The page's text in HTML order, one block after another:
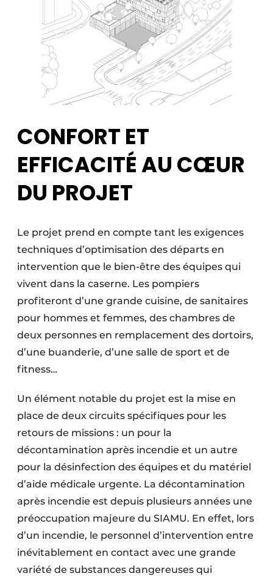
CONFORT ET
EFFICACITÉ AU CŒUR
DU PROJET
Le projet prend en compte tant les exigences
techniques d’optimisation des départs en
intervention que le bien-être des équipes qui
vivent dans la caserne. Les pompiers
profiteront d’une grande cuisine, de sanitaires
pour hommes et femmes, des chambres de
deux personnes en remplacement des dortoirs,
d’une buanderie, d’une salle de sport et de
fitness…
Un élément notable du projet est la mise en
place de deux circuits spécifiques pour les
retours de missions : un pour la
décontamination après incendie et un autre
pour la désinfection des équipes et du matériel
d’aide médicale urgente. La décontamination
après incendie est depuis plusieurs années une
préoccupation majeure du SIAMU. En effet, lors
d’un incendie, le personnel d’intervention entre
inévitablement en contact avec une grande
variété de substances dangereuses qui